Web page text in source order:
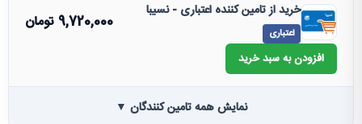
خرید از تامین کننده اعتباری - نسیبا
اعتباری
9,720,000 تومان
افزودن به سبد خرید
نمایش همه تامین کنندگان ▼